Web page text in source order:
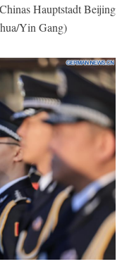
Hauptstadt Beijing
Yin Gang)